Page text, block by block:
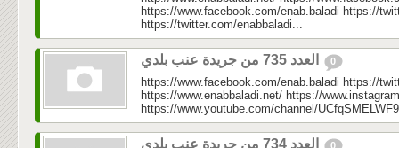
https://www.facebook.com/enab.baladi https://
https://twitter.com/enabbaladi...
0
https://www.facebook.com/enab.baladi https://
https://www.enabbaladi.net/ https://
https://www.youtube.com/channel/
0